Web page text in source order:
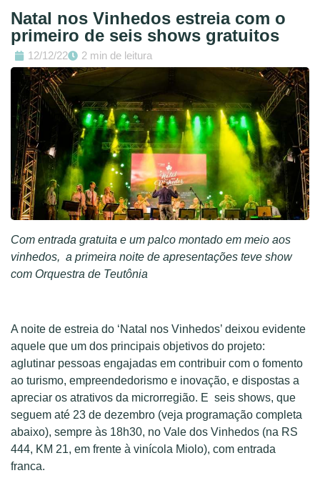
Natal nos Vinhedos estreia com o
primeiro de seis shows gratuitos
12/12/22 2 min de leitura
Com entrada gratuita e um palco montado em meio aos
vinhedos, a primeira noite de apresentações teve show
com Orquestra de Teutônia
A noite de estreia do ‘Natal nos Vinhedos’ deixou evidente
aquele que um dos principais objetivos do projeto:
aglutinar pessoas engajadas em contribuir com o fomento
ao turismo, empreendedorismo e inovação, e dispostas a
apreciar os atrativos da microrregião. E seis shows, que
seguem até 23 de dezembro (veja programação completa
abaixo), sempre às 18h30, no Vale dos Vinhedos (na RS
444, KM 21, em frente à vinícola Miolo), com entrada
franca.